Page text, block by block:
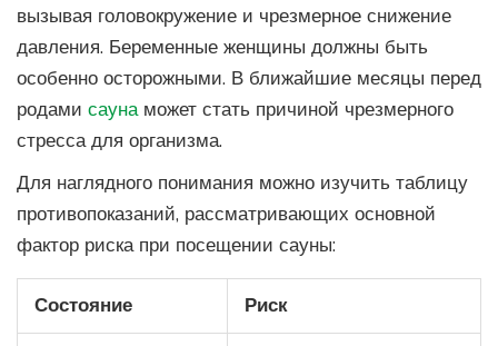
вызывая головокружение и чрезмерное снижение
давления. Беременные женщины должны быть
особенно осторожными. В ближайшие месяцы перед
родами саунаможет стать причиной чрезмерного
стресса для организма.
Для наглядного понимания можно изучить таблицу
противопоказаний, рассматривающих основной
фактор риска при посещении сауны:
Состояние Риск